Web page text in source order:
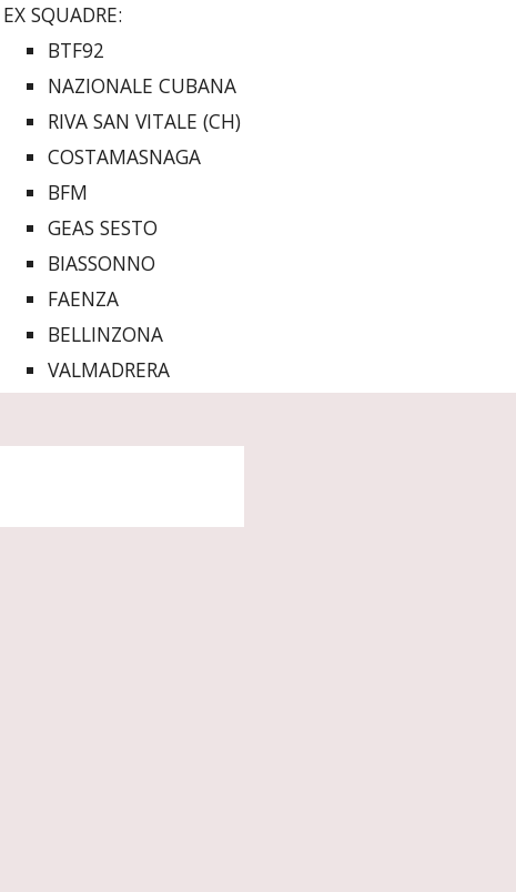
EX SQUADRE:
BTF92
NAZIONALE CUBANA
RIVA SAN VITALE (CH)
COSTAMASNAGA
BFM
GEAS SESTO
BIASSONNO
FAENZA
BELLINZONA
VALMADRERA